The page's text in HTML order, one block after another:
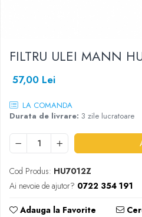
FILTRU ULEI MANN
57,00 Lei
LA COMANDA
Durata de livrare: 3 zile lucratoare
Cod Produs: HU7012Z
Ai nevoie de ajutor? 0722 354 191
Adauga la Favorite